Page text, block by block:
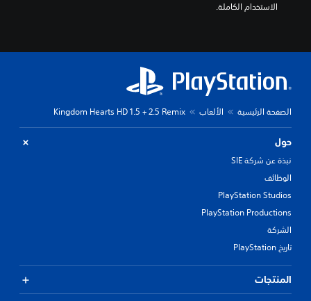
الاستخدام الكاملة.
الصفحة الرئيسية الألعاب Kingdom Hearts HD 1.5 + 2.5 Remix
حول
نبذة عن شركة SIE
الوظائف
PlayStation Studios
PlayStation Productions
الشركة
تاريخ PlayStation
المنتجات